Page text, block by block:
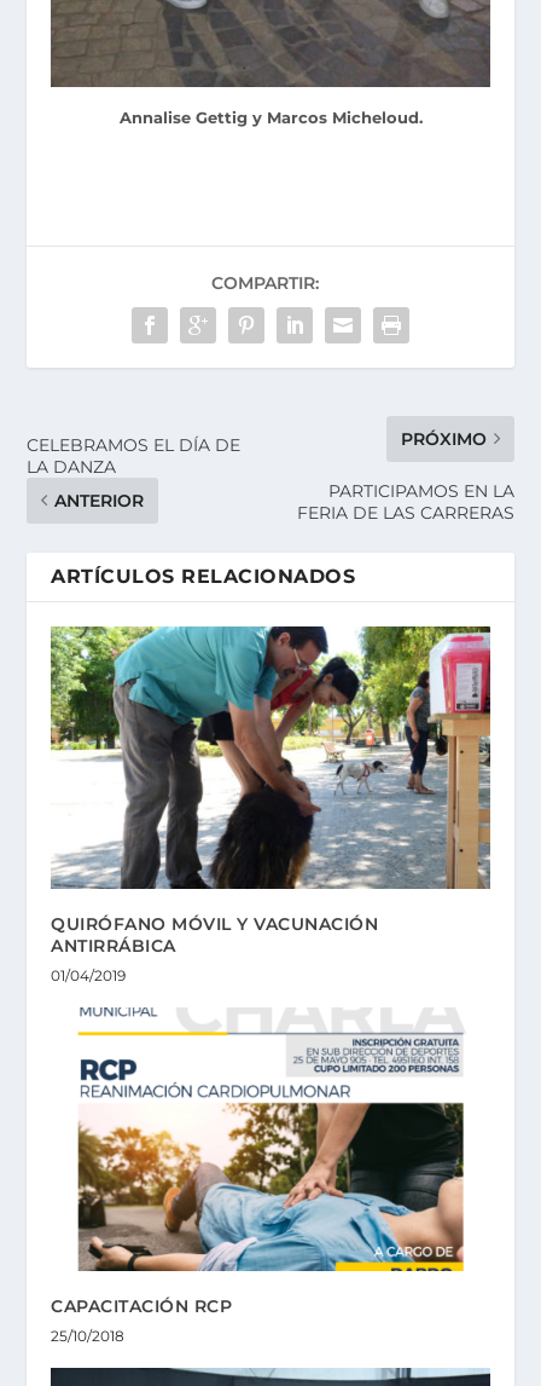
Annalise Gettig y Marcos Micheloud.
COMPARTIR:
CELEBRAMOS EL DÍA DE
LA DANZA
ANTERIOR
PRÓXIMO
PARTICIPAMOS EN LA
FERIA DE LAS CARRERAS
ARTÍCULOS RELACIONADOS
QUIRÓFANO MÓVIL Y VACUNACIÓN
ANTIRRÁBICA
01/04/2019
CAPACITACIÓN RCP
25/10/2018